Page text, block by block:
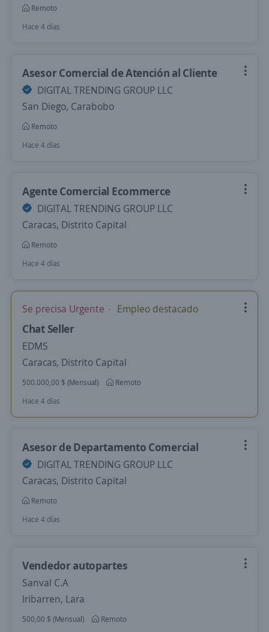
Remoto
Hace 4 días
Asesor Comercial de Atención al Cliente
DIGITAL TRENDING GROUP LLC
San Diego, Carabobo
Remoto
Hace 4 días
Agente Comercial Ecommerce
DIGITAL TRENDING GROUP LLC
Caracas, Distrito Capital
Remoto
Hace 4 días
Se precisa Urgente Empleo destacado
Chat Seller
EDMS
Caracas, Distrito Capital
500.000,00 $ (Mensual)
Remoto
Hace 4 días
Asesor de Departamento Comercial
DIGITAL TRENDING GROUP LLC
Caracas, Distrito Capital
Remoto
Hace 4 días
Vendedor autopartes
Sanval C.A
Iribarren, Lara
500,00 $ (Mensual)
Remoto